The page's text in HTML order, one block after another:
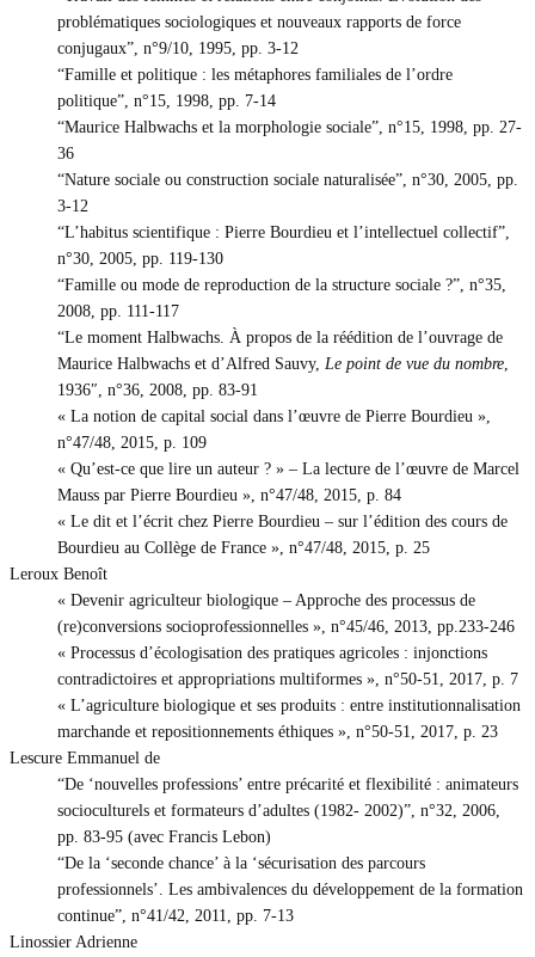
problématiques sociologiques et nouveaux rapports de force
conjugaux”, n°9/10, 1995, pp. 3-12
“Famille et politique : les métaphores familiales de l’ordre
politique”, n°15, 1998, pp. 7-14
“Maurice Halbwachs et la morphologie sociale”, n°15, 1998, pp. 27-
36
“Nature sociale ou construction sociale naturalisée”, n°30, 2005, pp.
3-12
“L’habitus scientifique : Pierre Bourdieu et l’intellectuel collectif”,
n°30, 2005, pp. 119-130
“Famille ou mode de reproduction de la structure sociale ?”, n°35,
2008, pp. 111-117
“Le moment Halbwachs. À propos de la réédition de l’ouvrage de
Maurice Halbwachs et d’Alfred Sauvy, Le point de vue du nombre,
1936″, n°36, 2008, pp. 83-91
« La notion de capital social dans l’œuvre de Pierre Bourdieu »,
n°47/48, 2015, p. 109
« Qu’est-ce que lire un auteur ? » – La lecture de l’œuvre de Marcel
Mauss par Pierre Bourdieu », n°47/48, 2015, p. 84
« Le dit et l’écrit chez Pierre Bourdieu – sur l’édition des cours de
Bourdieu au Collège de France », n°47/48, 2015, p. 25
Leroux Benoît
« Devenir agriculteur biologique – Approche des processus de
(re)conversions socioprofessionnelles », n°45/46, 2013, pp.233-246
« Processus d’écologisation des pratiques agricoles : injonctions
contradictoires et appropriations multiformes », n°50-51, 2017, p. 7
« L’agriculture biologique et ses produits : entre institutionnalisation
marchande et repositionnements éthiques », n°50-51, 2017, p. 23
Lescure Emmanuel de
“De ‘nouvelles professions’ entre précarité et flexibilité : animateurs
socioculturels et formateurs d’adultes (1982- 2002)”, n°32, 2006,
pp. 83-95 (avec Francis Lebon)
“De la ‘seconde chance’ à la ‘sécurisation des parcours
professionnels’. Les ambivalences du développement de la formation
continue”, n°41/42, 2011, pp. 7-13
Linossier Adrienne